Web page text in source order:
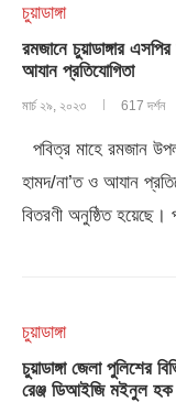
চুয়াডাঙ্গা
রমজানে চুয়াডাঙ্গার
আযান প্রতিযোগিতা
মার্চ ২৯, ২০২৩ 617 দর্শন
পবিত্র মাহে রমজান
হামদ/না’ত ও আযান
বিতরণী অনুষ্ঠিত
চুয়াডাঙ্গা
চুয়াডাঙ্গা জেলা পুলিশের
রেঞ্জ ডিআইজি মইনুল হক